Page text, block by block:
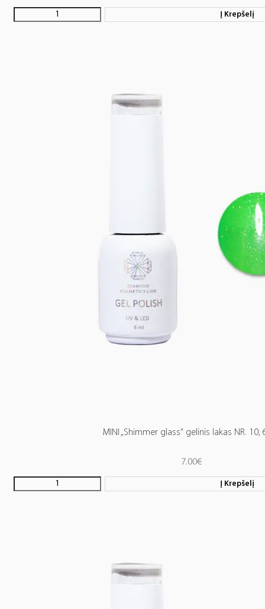
Į Krepšelį
MINI „Shimmer glass“ gelinis lakas NR. 10,
7.00€
Į Krepšelį